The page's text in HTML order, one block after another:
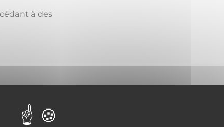
à des
programme